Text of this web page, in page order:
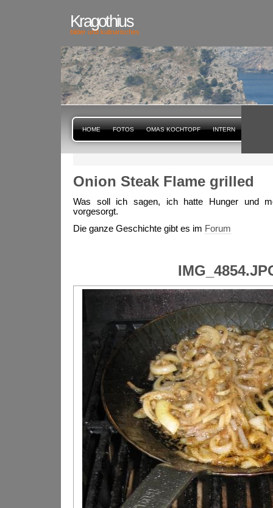
Kragothius
bilder und kulinarisches
HOME FOTOS OMAS KOCHTOPF INTERN
Onion Steak Flame grilled
Was soll ich sagen, ich hatte Hunger und
vorgesorgt.
Die ganze Geschichte gibt es im Forum